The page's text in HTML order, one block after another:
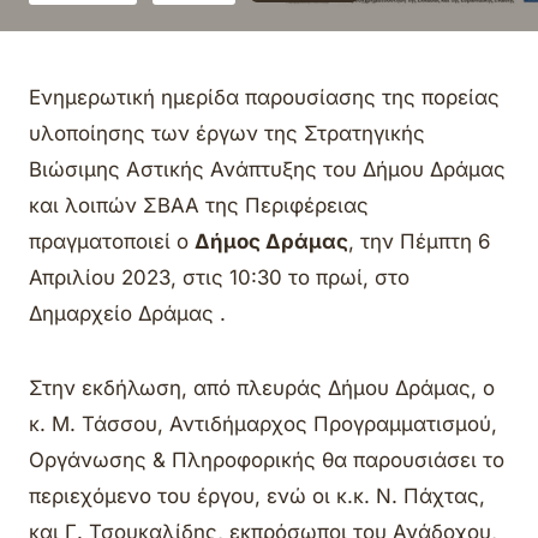
Ενημερωτική ημερίδα παρουσίασης της πορείας
υλοποίησης των έργων της Στρατηγικής
Βιώσιμης Αστικής Ανάπτυξης του Δήμου Δράμας
και λοιπών ΣΒΑΑ της Περιφέρειας
πραγματοποιεί ο Δήμος Δράμας, την Πέμπτη 6
Απριλίου 2023, στις 10:30 το πρωί, στο
Δημαρχείο Δράμας .
Στην εκδήλωση, από πλευράς Δήμου Δράμας, ο
κ. Μ. Τάσσου, Αντιδήμαρχος Προγραμματισμού,
Οργάνωσης & Πληροφορικής θα παρουσιάσει το
περιεχόμενο του έργου, ενώ οι κ.κ. Ν. Πάχτας,
και Γ. Τσουκαλίδης, εκπρόσωποι του Ανάδοχου,